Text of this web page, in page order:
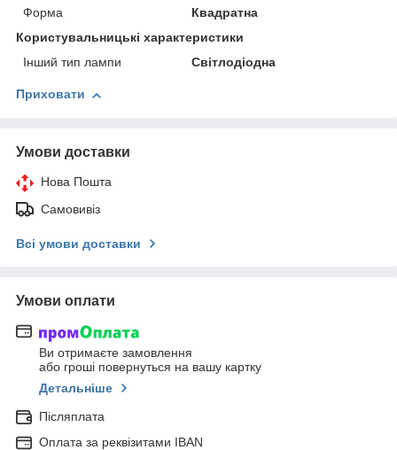
Форма
Квадратна
Користувальницькі характеристики
Інший тип лампи
Світлодіодна
Приховати
Умови доставки
Нова Пошта
Самовивіз
Всі умови доставки
Умови оплати
Ви отримаєте замовлення
або гроші повернуться на вашу картку
Детальніше
Післяплата
Оплата за реквізитами IBAN